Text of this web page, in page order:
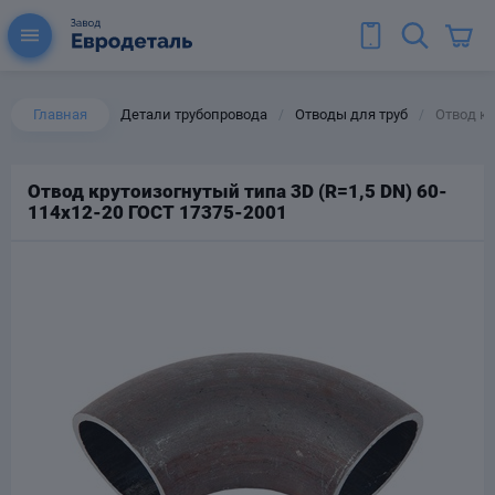
Главная Детали трубопровода Отводы для труб Отвод
Отвод крутоизогнутый типа 3D (R=1,5 DN) 60-
114х12-20 ГОСТ 17375-2001
для труб